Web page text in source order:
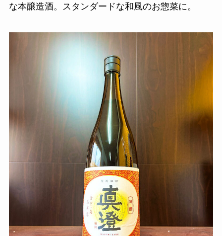
な本醸造酒。スタンダードな和風のお惣菜に。